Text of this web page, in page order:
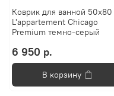
Коврик для ванной 50x80
L'appartement Chicago
Premium темно-серый
6 950 р.
В корзину